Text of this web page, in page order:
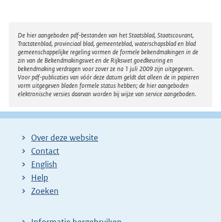
Disclaimer
De hier aangeboden pdf-bestanden van het Staatsblad, Staatscourant,
Tractatenblad, provinciaal blad, gemeenteblad, waterschapsblad en blad
gemeenschappelijke regeling vormen de formele bekendmakingen in de
zin van de Bekendmakingswet en de Rijkswet goedkeuring en
bekendmaking verdragen voor zover ze na 1 juli 2009 zijn uitgegeven.
Voor pdf-publicaties van vóór deze datum geldt dat alleen de in papieren
vorm uitgegeven bladen formele status hebben; de hier aangeboden
elektronische versies daarvan worden bij wijze van service aangeboden.
Over deze website
Contact
English
Help
Zoeken